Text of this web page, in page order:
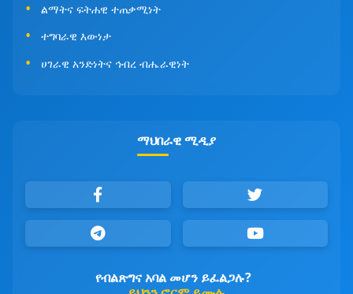
ልማትና ፍትሐዊ ተጠቃሚነት
ተግባራዊ እውነታ
ሀገራዊ አንድነትና ኅብረ ብሔራዊነት
ማህበራዊ ሚዲያ
የብልጽግና አባል መሆን ይፈልጋሉ?